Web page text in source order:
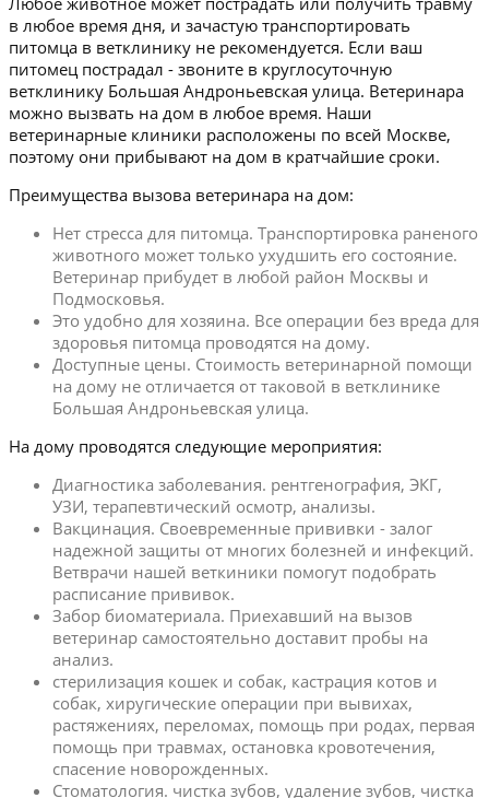
в любое время дня, и зачастую транспортировать
питомца в ветклинику не рекомендуется. Если ваш
питомец пострадал - звоните в круглосуточную
ветклинику Большая Андроньевская улица. Ветеринара
можно вызвать на дом в любое время. Наши
ветеринарные клиники расположены по всей Москве,
поэтому они прибывают на дом в кратчайшие сроки.
Преимущества вызова ветеринара на дом:
Нет стресса для питомца. Транспортировка раненого
животного может только ухудшить его состояние.
Ветеринар прибудет в любой район Москвы и
Подмосковья.
Это удобно для хозяина. Все операции без вреда для
здоровья питомца проводятся на дому.
Доступные цены. Стоимость ветеринарной помощи
на дому не отличается от таковой в ветклинике
Большая Андроньевская улица.
На дому проводятся следующие мероприятия:
Диагностика заболевания. рентгенография, ЭКГ,
УЗИ, терапевтический осмотр, анализы.
Вакцинация. Своевременные прививки - залог
надежной защиты от многих болезней и инфекций.
Ветврачи нашей веткиники помогут подобрать
расписание прививок.
Забор биоматериала. Приехавший на вызов
ветеринар самостоятельно доставит пробы на
анализ.
стерилизация кошек и собак, кастрация котов и
собак, хиругические операции при вывихах,
растяжениях, переломах, помощь при родах, первая
помощь при травмах, остановка кровотечения,
спасение новорожденных.
Стоматология. чистка зубов, удаление зубов, чистка